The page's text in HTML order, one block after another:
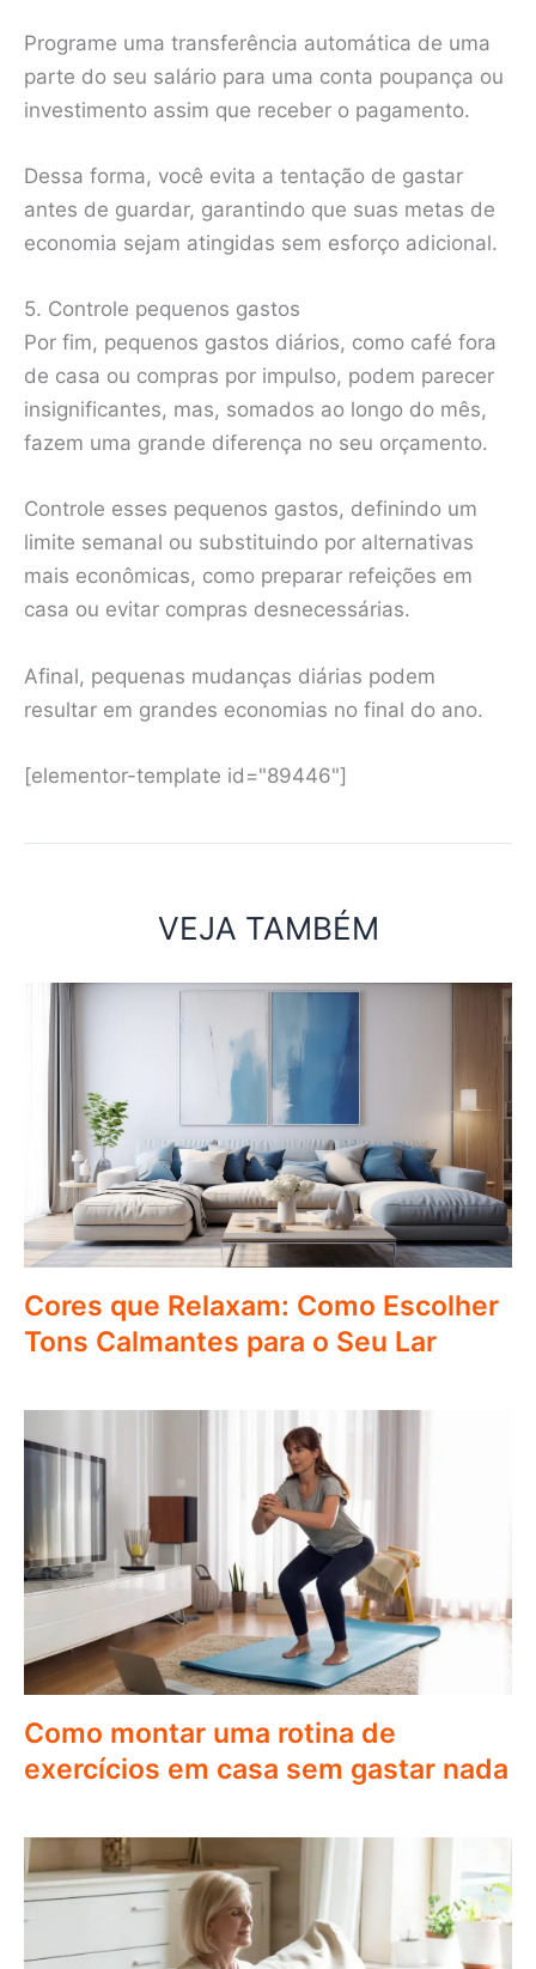
Programe uma transferência automática de uma
parte do seu salário para uma conta poupança ou
investimento assim que receber o pagamento.
Dessa forma, você evita a tentação de gastar
antes de guardar, garantindo que suas metas de
economia sejam atingidas sem esforço adicional.
5. Controle pequenos gastos
Por fim, pequenos gastos diários, como café fora
de casa ou compras por impulso, podem parecer
insignificantes, mas, somados ao longo do mês,
fazem uma grande diferença no seu orçamento.
Controle esses pequenos gastos, definindo um
limite semanal ou substituindo por alternativas
mais econômicas, como preparar refeições em
casa ou evitar compras desnecessárias.
Afinal, pequenas mudanças diárias podem
resultar em grandes economias no final do ano.
[elementor-template id="89446"]
VEJA TAMBÉM
Cores que Relaxam: Como Escolher
Tons Calmantes para o Seu Lar
Como montar uma rotina de
exercícios em casa sem gastar nada